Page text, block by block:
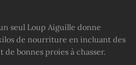
seul Loup Aiguille donne
de nourriture en incluant des
de bonnes proies à chasser.